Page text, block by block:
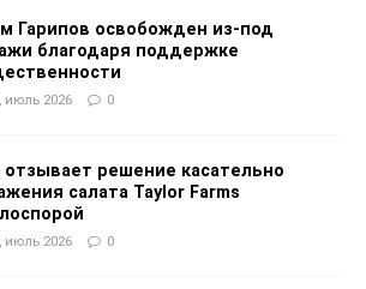
Гарипов освобожден из-под
благодаря поддержке
июль 2026 0
отзывает решение касательно
салата Taylor Farms
июль 2026 0